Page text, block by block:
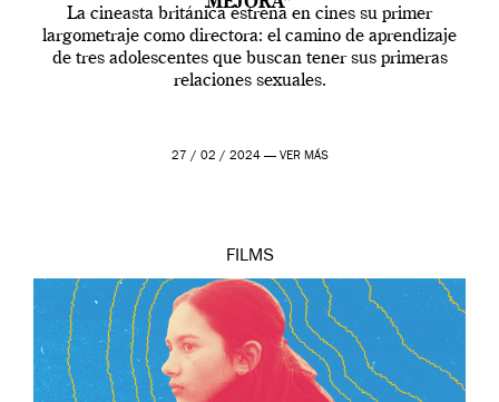
La cineasta británica estrena en cines su primer
largometraje como directora: el camino de aprendizaje
de tres adolescentes que buscan tener sus primeras
relaciones sexuales.
27 / 02 / 2024 — VER MÁS
FILMS